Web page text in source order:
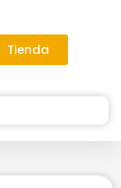
Tienda